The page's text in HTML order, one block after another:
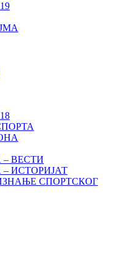
ВЕСТИ
ИСТОРИЈАТ
СПОРТСКОГ